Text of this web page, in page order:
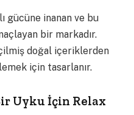
gücüne inanan ve bu
bir markadır.
doğal içeriklerden
için tasarlanır.
Uyku İçin Relax